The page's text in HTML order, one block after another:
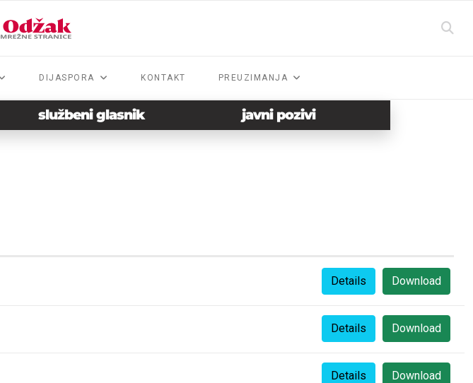
DIJASPORA KONTAKT PREUZIMANJA
službeni glasnik javni pozivi
Download
Details
Download
Details
Download
Details